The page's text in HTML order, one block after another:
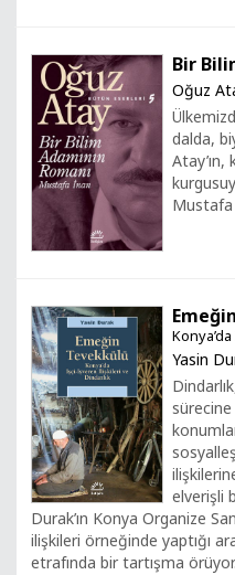
Bir
Oğuz
dalda,
Mustafa
Yasin
sürecine
elverişli
Durak’ın Konya Organize
ilişkileri örneğinde yaptığı
etrafında bir tartışma örüyor.